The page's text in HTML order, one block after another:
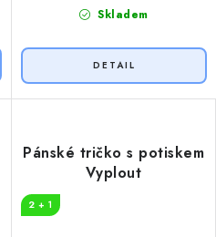
Skladem
Pánské tričko s potiskem
Vyplout
2 + 1